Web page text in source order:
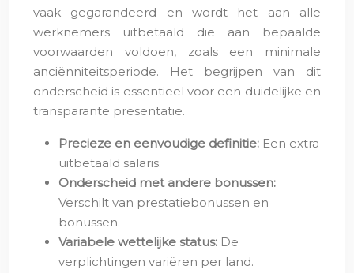
vaak gegarandeerd en wordt het aan alle
werknemers uitbetaald die aan bepaalde
voorwaarden voldoen, zoals een minimale
anciënniteitsperiode. Het begrijpen van dit
onderscheid is essentieel voor een duidelijke en
transparante presentatie.
Precieze en eenvoudige definitie: Een extra
uitbetaald salaris.
Onderscheid met andere bonussen:
Verschilt van prestatiebonussen en
bonussen.
Variabele wettelijke status: De
verplichtingen variëren per land.